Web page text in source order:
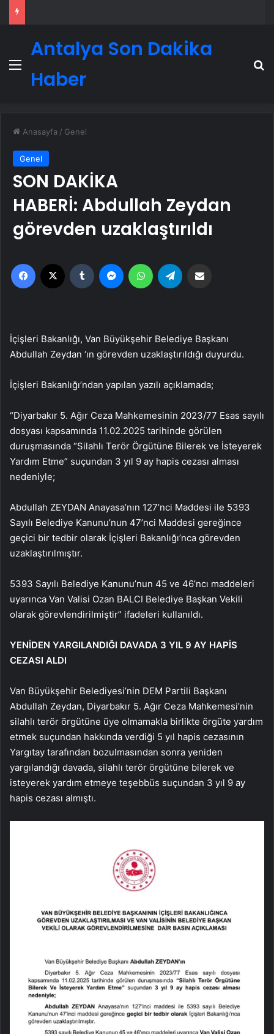
Menü
Antalya Son Dakika
Haber
Anasayfa / Genel
Genel
SON DAKİKA
HABERİ: Abdullah Zeydan
görevden uzaklaştırıldı
Facebook Tumblr MessengerWhatsApp
İçişleri Bakanlığı, Van Büyükşehir Belediye Başkanı
Abdullah Zeydan ‘ın görevden uzaklaştırıldığı duyurdu.
İçişleri Bakanlığı’ndan yapılan yazılı açıklamada;
“Diyarbakır 5. Ağır Ceza Mahkemesinin 2023/77 Esas sayılı
dosyası kapsamında 11.02.2025 tarihinde görülen
duruşmasında “Silahlı Terör Örgütüne Bilerek ve İsteyerek
Yardım Etme” suçundan 3 yıl 9 ay hapis cezası alması
nedeniyle;
Abdullah ZEYDAN Anayasa’nın 127’nci Maddesi ile 5393
Sayılı Belediye Kanunu’nun 47’nci Maddesi gereğince
geçici bir tedbir olarak İçişleri Bakanlığı’nca görevden
uzaklaştırılmıştır.
5393 Sayılı Belediye Kanunu’nun 45 ve 46’ncı maddeleri
uyarınca Van Valisi Ozan BALCI Belediye Başkan Vekili
olarak görevlendirilmiştir” ifadeleri kullanıldı.
YENİDEN YARGILANDIĞI DAVADA 3 YIL 9 AY HAPİS
CEZASI ALDI
Van Büyükşehir Belediyesi’nin DEM Partili Başkanı
Abdullah Zeydan, Diyarbakır 5. Ağır Ceza Mahkemesi’nin
silahlı terör örgütüne üye olmamakla birlikte örgüte yardım
etmek suçundan hakkında verdiği 5 yıl hapis cezasının
Yargıtay tarafından bozulmasından sonra yeniden
yargılandığı davada, silahlı terör örgütüne bilerek ve
isteyerek yardım etmeye teşebbüs suçundan 3 yıl 9 ay
hapis cezası almıştı.